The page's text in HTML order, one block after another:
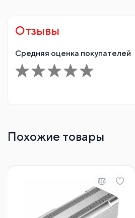
Отзывы
Средняя оценка покупателей
Похожие товары